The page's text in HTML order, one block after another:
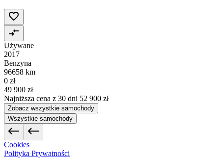
Używane
2017
Benzyna
96658 km
0 zł
49 900 zł
Najniższa cena z 30 dni 52 900 zł
Zobacz wszystkie samochody
Wszystkie samochody
Cookies
Polityka Prywatności